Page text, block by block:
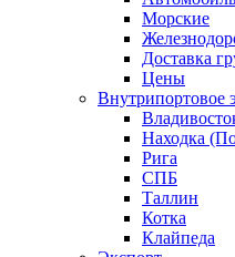
Морские
Доставка
Цены
Внутрипортовое
Находка
Рига
СПБ
Таллин
Котка
Клайпеда